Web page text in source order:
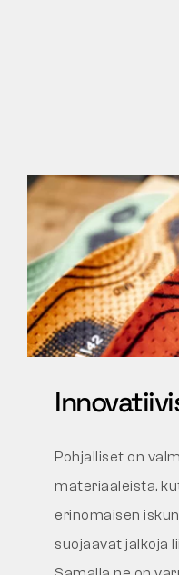
Pohjalliset on
materiaaleista,
erinomaisen
suojaavat jalkoja